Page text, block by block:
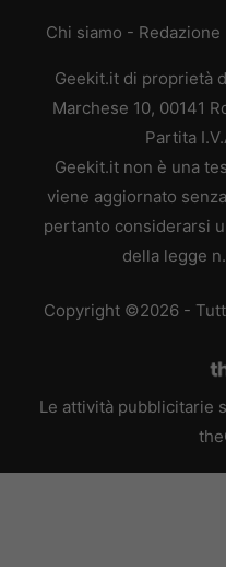
Chi siamo - Redazione
Geekit.it di proprietà
Marchese 10, 00141
Partita
Geekit.it non è una
viene aggiornato
pertanto considerarsi
della legge
Copyright ©2026 -
Le attività pubblicitarie